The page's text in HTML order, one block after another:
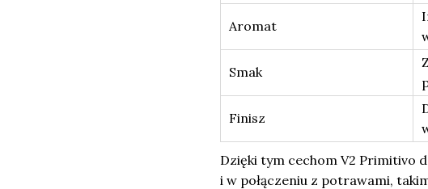
Aromat
Smak
Finisz
Dzięki tym cechom V2 Primitivo
i w połączeniu z potrawami,